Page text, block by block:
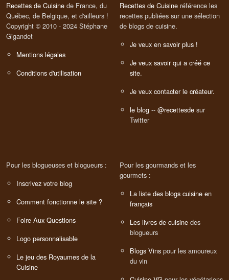
Recettes de Cuisine de France, du
Québec, de Belgique, et d'ailleurs !
Copyright © 2010 - 2024 Stéphane
Gigandet
Mentions légales
Conditions d'utilisation
Recettes de Cuisine référence les
recettes publiées sur une sélection
de blogs de cuisine.
Je veux en savoir plus !
Je veux savoir qui a créé ce
site.
Je veux contacter le créateur.
le blog -- @recettesde sur
Twitter
Pour les blogueuses et blogueurs :
Inscrivez votre blog
Comment fonctionne le site ?
Foire Aux Questions
Logo personnalisable
Le jeu des Royaumes de la
Cuisine
Pour les gourmands et les
gourmets :
La liste des blogs cuisine en
français
Les livres de cuisine des
blogueurs
Blogs Vins pour les amoureux
du vin